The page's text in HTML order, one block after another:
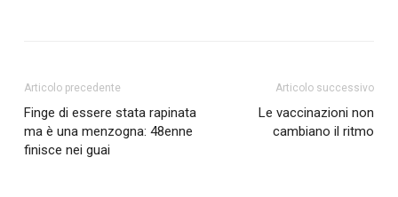
Articolo precedente
Finge di essere stata rapinata
ma è una menzogna: 48enne
finisce nei guai
Articolo successivo
Le vaccinazioni non
cambiano il ritmo